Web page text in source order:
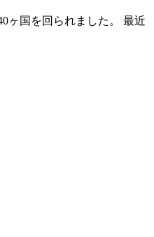
ヶ国を回られました。 最近